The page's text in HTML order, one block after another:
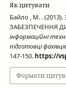
Як цитувати
Байло , М. .
ЗАБЕЗПЕЧЕННЯ
інформаційні
підготовці
147-150. https://
Формати